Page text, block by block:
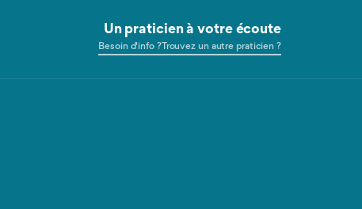
Un praticien à votre écoute
Besoin d'info ?Trouvez un autre praticien ?